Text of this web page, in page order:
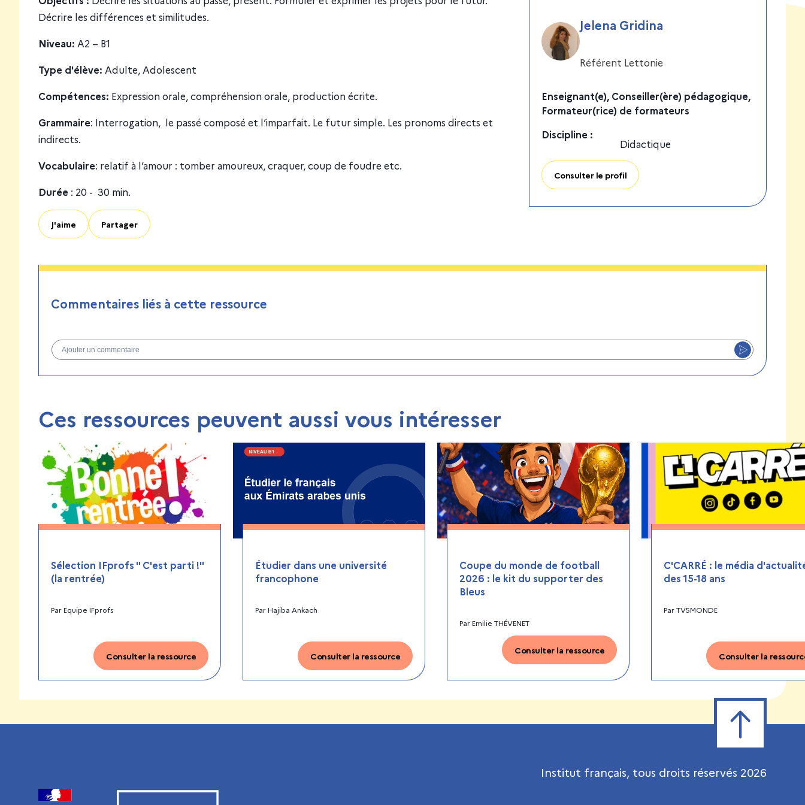
Décrire les différences et similitudes.
Niveau: A2 – B1
Type d'élève: Adulte, Adolescent
Compétences: Expression orale, compréhension orale, production écrite.
Grammaire: Interrogation, le passé composé et l’imparfait. Le futur simple. Les pronoms directs et
indirects.
Vocabulaire: relatif à l’amour : tomber amoureux, craquer, coup de foudre etc.
Durée : 20 - 30 min.
J'aime Partager
Jelena Gridina
Référent Lettonie
Enseignant(e), Conseiller(ère) pédagogique,
Formateur(rice) de formateurs
Discipline :
Didactique
Consulter le profil
Commentaires liés à cette ressource
Ajouter un commentaire
Ces ressources peuvent aussi vous intéresser
Sélection IFprofs " C'est parti !"
(la rentrée)
ParEquipe IFprofs
Consulter la ressource
Étudier dans une université
francophone
ParHajiba Ankach
Consulter la ressource
Coupe du monde de football
2026 : le kit du supporter des
Bleus
ParEmilie THÉVENET
Consulter la ressource
C'CARRÉ : le média
des 15-18 ans
ParTV5MONDE
Consulter la
Visiter le site de l’Institut français
Institut français, tous droits réservés 2026